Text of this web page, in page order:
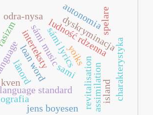
loan word
sámi musicsámi lyrics
yoiks
ludność rdzenna
dyskryminacja
language standard revitalisation
autonomia
interteksty charakterystyka
assimilation
lånord
odra-nysa
jens boyesen
island
kven
spelare
sami